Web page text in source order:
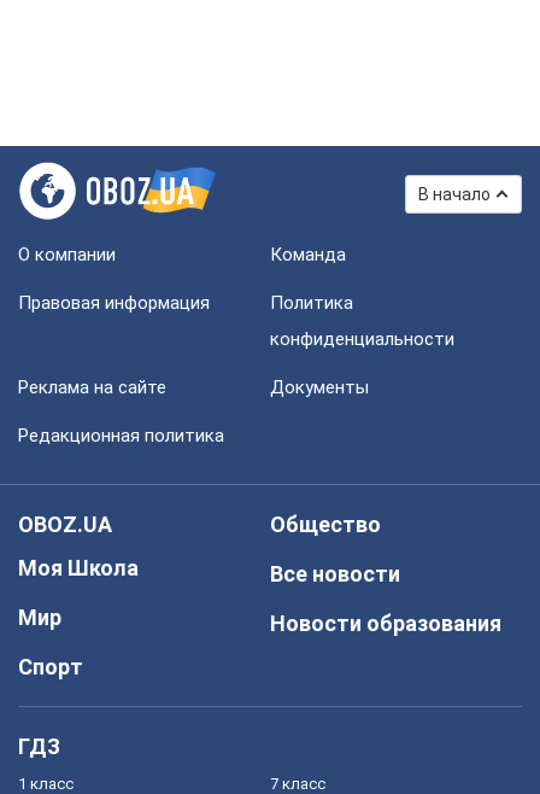
В начало
О компании Команда
Правовая информация
Политика
конфиденциальности
Реклама на сайте Документы
Редакционная политика
OBOZ.UA
Моя Школа
Мир
Спорт
Общество
Все новости
Новости образования
ГДЗ
1 класс 7 класс